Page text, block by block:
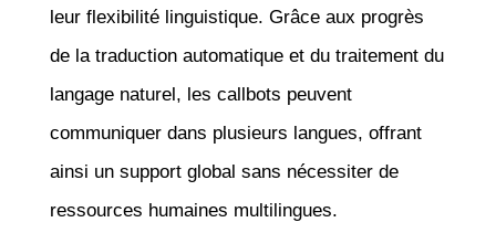
leur flexibilité linguistique. Grâce aux progrès
de la traduction automatique et du traitement du
langage naturel, les callbots peuvent
communiquer dans plusieurs langues, offrant
ainsi un support global sans nécessiter de
ressources humaines multilingues.